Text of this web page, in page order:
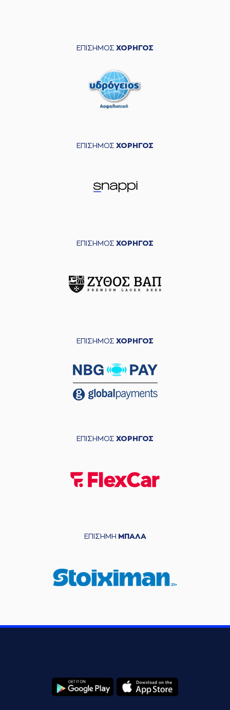
ΕΠΙΣΗΜΟΣ ΧΟΡΗΓΟΣ
ΕΠΙΣΗΜΟΣ ΧΟΡΗΓΟΣ
ΕΠΙΣΗΜΟΣ ΧΟΡΗΓΟΣ
ΕΠΙΣΗΜΟΣ ΧΟΡΗΓΟΣ
ΕΠΙΣΗΜΟΣ ΧΟΡΗΓΟΣ
ΕΠΙΣΗΜΗ ΜΠΑΛΑ